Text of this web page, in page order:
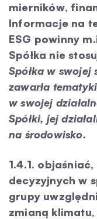
mierników,
Informacje na
ESG powinny
Spółka nie
Spółka w
zawarła
w swojej
Spółki, jej
na środowisko.
1.4.1.
decyzyjnych w
grupy
zmianą